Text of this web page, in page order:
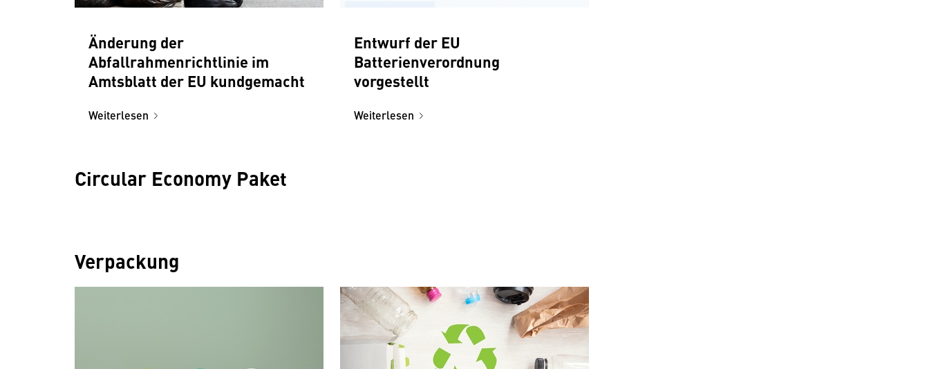
Änderung der
Abfallrahmenrichtlinie im
Amtsblatt der EU kundgemacht
Weiterlesen
Entwurf der EU
Batterienverordnung
vorgestellt
Weiterlesen
Circular Economy Paket
Verpackung